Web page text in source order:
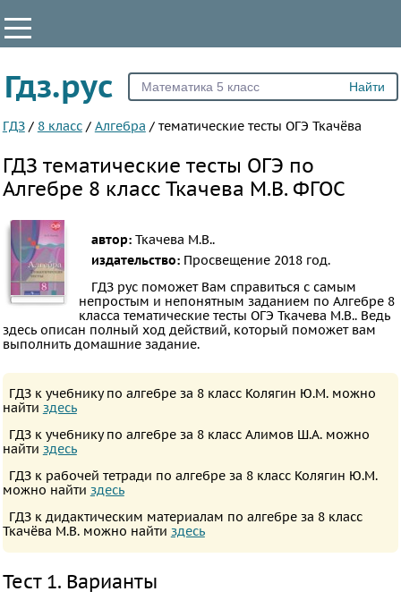
Все
7
9
11
ПРЕДМЕТЫ
Все
Математика
язык
Русский
язык
Алгебра
Геометрия
Физика
Гдз.рус
ГДЗ / 8 класс / Алгебра / тематические тесты ОГЭ Ткачёва
ГДЗ тематические тесты ОГЭ по
Алгебре 8 класс Ткачева М.В. ФГОС
автор: Ткачева М.В..
издательство: Просвещение2018 год.
ГДЗ рус поможет Вам справиться с самым
непростым и непонятным заданием по Алгебре 8
класса тематические тесты ОГЭ Ткачева М.В.. Ведь
здесь описан полный ход действий, который поможет вам
выполнить домашние задание.
ГДЗ к учебнику по алгебре за 8 класс Колягин Ю.М. можно
найти здесь
ГДЗ к учебнику по алгебре за 8 класс Алимов Ш.А. можно
найти здесь
ГДЗ к рабочей тетради по алгебре за 8 класс Колягин Ю.М.
можно найти здесь
ГДЗ к дидактическим материалам по алгебре за 8 класс
Ткачёва М.В. можно найти здесь
Тест 1. Варианты